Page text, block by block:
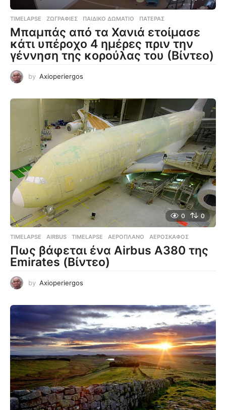
TIMELAPSE ΖΩΓΡΑΦΙΈΣ ,ΠΑΙΔΙΚΌ ΔΩΜΆΤΙΟ ,ΠΑΤΈΡΑΣ
Μπαμπάς από τα Χανιά ετοίμασε
κάτι υπέροχο 4 ημέρες πριν την
γέννηση της κορούλας του (Βίντεο)
by Axioperiergos
0 0
TIMELAPSE AIRBUS ,TIMELAPSE ,ΑΕΡΟΠΛΆΝΟ ,ΑΕΡΟΣΚΆΦΟΣ
Πως βάφεται ένα Airbus A380 της
Emirates (Βίντεο)
by Axioperiergos